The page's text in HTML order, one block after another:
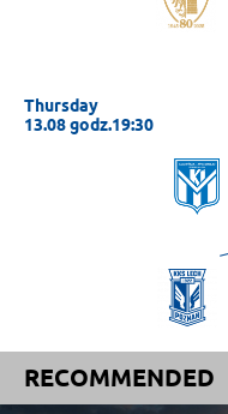
Thursday
13.08 godz.19:30
RECOMMENDED